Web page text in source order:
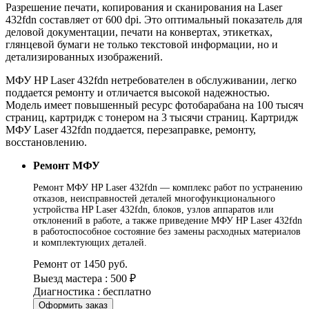
Разрешение печати, копирования и сканирования на Laser
432fdn составляет от 600 dpi. Это оптимальный показатель для
деловой документации, печати на конвертах, этикетках,
глянцевой бумаги не только текстовой информации, но и
детализированных изображений.
МФУ HP Laser 432fdn нетребователен в обслуживании, легко
поддается ремонту и отличается высокой надежностью.
Модель имеет повышенный ресурс фотобарабана на 100 тысяч
страниц, картридж с тонером на 3 тысячи страниц. Картридж
МФУ Laser 432fdn поддается, перезаправке, ремонту,
восстановлению.
Ремонт МФУ
Ремонт МФУ HP Laser 432fdn — комплекс работ по устранению
отказов, неисправностей деталей многофункционального
устройства HP Laser 432fdn, блоков, узлов аппаратов или
отклонений в работе, а также приведение МФУ HP Laser 432fdn
в работоспособное состояние без замены расходных материалов
и комплектующих деталей.
Ремонт от 1450 руб.
Выезд мастера : 500 ₽
Диагностика : бесплатно
Оформить заказ